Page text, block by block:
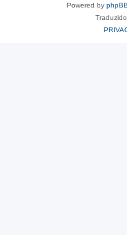
Powered by phpBB